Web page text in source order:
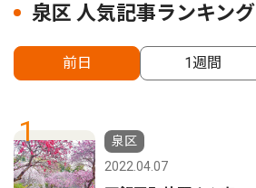
泉区 人気記事ランキング
前日 1週間
1
泉区
2022.04.07